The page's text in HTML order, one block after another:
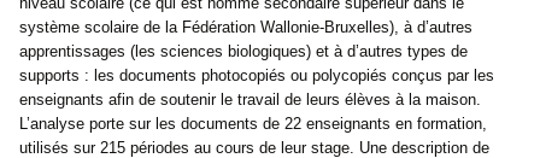
système scolaire de la Fédération Wallonie-Bruxelles), à d’autres
apprentissages (les sciences biologiques) et à d’autres types de
supports : les documents photocopiés ou polycopiés conçus par les
enseignants afin de soutenir le travail de leurs élèves à la maison.
L’analyse porte sur les documents de 22 enseignants en formation,
utilisés sur 215 périodes au cours de leur stage. Une description de